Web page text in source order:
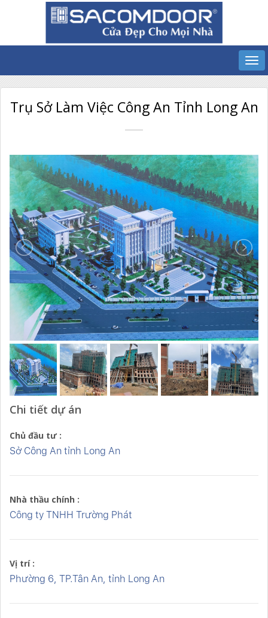
Trụ Sở Làm Việc Công An Tỉnh Long An
Chi tiết dự án
Chủ đầu tư :
Sở Công An tỉnh Long An
Nhà thầu chính :
Công ty TNHH Trường Phát
Vị trí :
Phường 6, TP.Tân An, tỉnh Long An